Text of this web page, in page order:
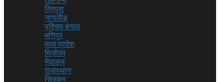
त्रिपुरा
नागालैंड
पश्चिम बंगाल
मणिपुर
मध्य प्रदेश
मिज़ोरम
मेघालय
राजस्थान
सिक्कम